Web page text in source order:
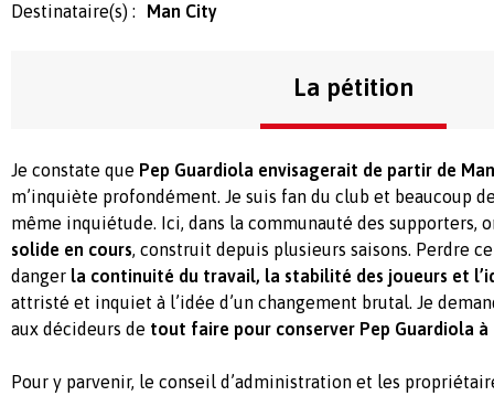
Destinataire(s) :
Man City
La pétition
Je constate que Pep Guardiola envisagerait de partir de
m’inquiète profondément. Je suis fan du club et beaucoup
même inquiétude. Ici, dans la communauté des supporters,
solide en cours, construit depuis plusieurs saisons. Perdre
danger la continuité du travail, la stabilité des joueurs et
attristé et inquiet à l’idée d’un changement brutal. Je
aux décideurs de tout faire pour conserver Pep Guardiola à
Pour y parvenir, le conseil d’administration et les